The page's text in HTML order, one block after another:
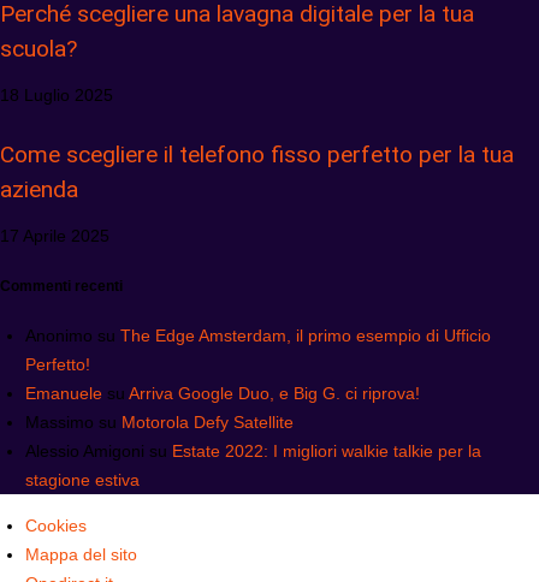
Perché scegliere una lavagna digitale per la tua
scuola?
18 Luglio 2025
Come scegliere il telefono fisso perfetto per la tua
azienda
17 Aprile 2025
Commenti recenti
Anonimo su The Edge Amsterdam, il primo esempio di Ufficio
Perfetto!
Emanuele su Arriva Google Duo, e Big G. ci riprova!
Massimo su Motorola Defy Satellite
Alessio Amigoni su Estate 2022: I migliori walkie talkie per la
stagione estiva
Cookies
Mappa del sito